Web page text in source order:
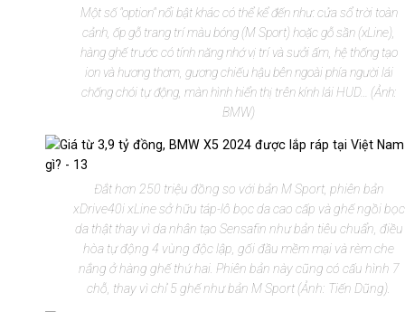
Một số "option" nổi bật khác có thể kể đến như: cửa sổ trời toàn
cảnh, ốp gỗ trang trí màu bóng (M Sport) hoặc gỗ sần (xLine),
hàng ghế trước có tính năng nhớ vị trí và sưởi ấm, hệ thống tạo
ion và hương thơm, gương chiếu hậu bên ngoài phía người lái
chống chói tự động, màn hình hiển thị trên kính lái HUD… (Ảnh:
BMW)
Đắt hơn 250 triệu đồng so với bản M Sport, phiên bản
xDrive40i xLine sở hữu táp-lô bọc da cao cấp và ghế ngồi bọc
da thật thay vì da nhân tạo Sensafin như bản tiêu chuẩn, điều
hòa tự động 4 vùng độc lập, gối đầu mềm mại và rèm che
nắng ở hàng ghế thứ hai. Phiên bản này cũng có cấu hình 7
chỗ, thay vì chỉ 5 ghế như bản M Sport (Ảnh: Tiến Dũng).